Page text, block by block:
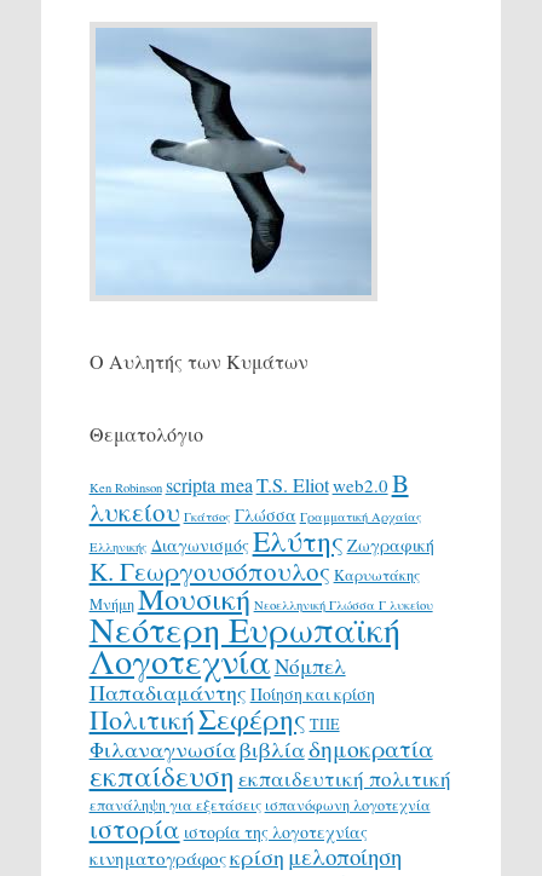
Ο Αυλητής των Κυμάτων
Θεματολόγιο
Ken Robinson scripta meaT.S. Eliotweb2.0 Β
λυκείου Γκάτσος Γλώσσα Γραμματική Αρχαίας
Ελληνικής ΔιαγωνισμόςΕλύτης Ζωγραφική
Κ. Γεωργουσόπουλος Καρυωτάκης
ΜνήμηΜουσική Νεοελληνική Γλώσσα Γ λυκείου
Νεότερη Ευρωπαϊκή
ΛογοτεχνίαΝόμπελ
Παπαδιαμάντης Ποίηση και κρίση
ΠολιτικήΣεφέρης ΤΠΕ
Φιλαναγνωσίαβιβλίαδημοκρατία
εκπαίδευση εκπαιδευτική πολιτική
επανάληψη για εξετάσεις ισπανόφωνη λογοτεχνία
ιστορία ιστορία της λογοτεχνίας
κινηματογράφοςκρίση μελοποίηση